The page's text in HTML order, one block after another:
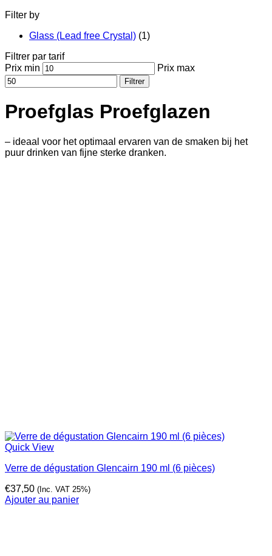
Filter by
Glass (Lead free Crystal) (1)
Filtrer par tarif
Prix min
Prix max
Filtrer
Proefglas Proefglazen
– ideaal voor het optimaal ervaren van de smaken bij het
puur drinken van fijne sterke dranken.
Quick View
Verre de dégustation Glencairn 190 ml (6 pièces)
€37,50 (Inc. VAT 25%)
Ajouter au panier